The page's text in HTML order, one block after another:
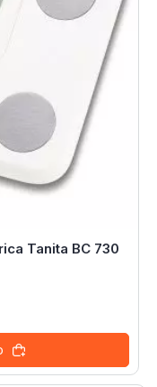
Tanita BC 730